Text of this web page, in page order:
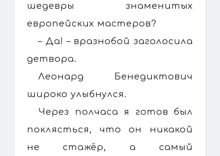
шедевры знаменитых
европейских мастеров?
– Да! – вразнобой заголосила
детвора.
Леонард Бенедиктович
широко улыбнулся.
Через полчаса я готов был
поклясться, что он никакой
не стажёр, а самый